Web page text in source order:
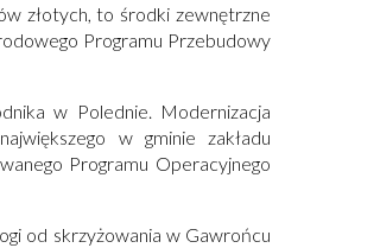
złotych, to środki zewnętrzne
Programu Przebudowy
w Polednie. Modernizacja
w gminie zakładu
Programu Operacyjnego
od skrzyżowania w Gawrońcu